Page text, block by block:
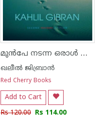
മുൻപേ നടന്ന ഒരാൾ അവൻ്റെ കഥകളും കവിതകളും
ഖലീൽ ജിബ്രാൻ
Red Cherry Books
Add to Cart
Rs 120.00 Rs 114.00